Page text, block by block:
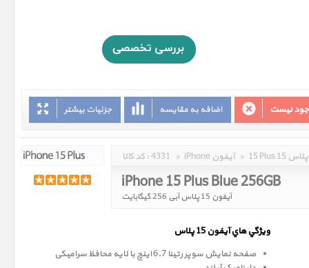
جزئیات بیشتر اضافه به مقایسه نیست
کد کالا : 4331 » iPhone آیفون » 15 Plus 15 پلاس
iPhone 15 Plus Blue 256GB
آیفون 15 پلاس آبی 256 گیگابایت
ويژگي هاي آيفون 15 پلاس
صفحه نمايش سوپر رتينا 6.7 اينچ با لایه محافظ سرامیکی